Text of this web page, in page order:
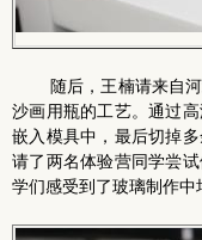
随后，王楠请来自
沙画用瓶的工艺。通过
嵌入模具中，最后切掉
请了两名体验营同学尝
学们感受到了玻璃制作中